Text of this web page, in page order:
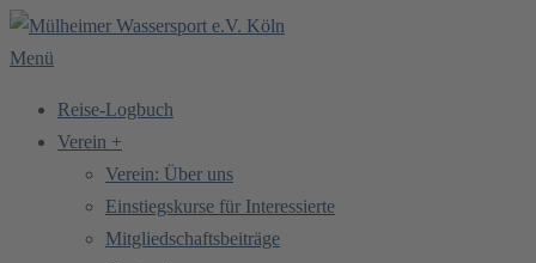
Zum
Inhalt
Menü
Reise-Logbuch
Verein +
Verein: Über uns
Einstiegskurse für Interessierte
Mitgliedschaftsbeiträge